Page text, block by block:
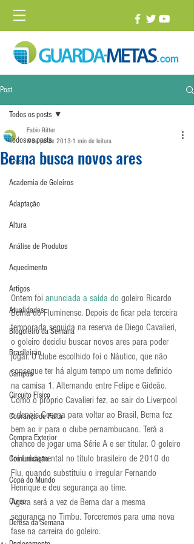
Post
Todos os posts
1 vs. 1
Academia de Goleiros
Adaptação
Altura
Análise de Produtos
Aquecimento
Artigos
Atualidades
Blogoleiro da Semana
Brasileirão
Campus
Circuito Físico
Cobrança de Falta
Compra Exterior
Comunicação
Copa do Mundo
Curso
Defesa da Semana
Todos os posts
Berna busca novos ares
Fabio Ritter
6 de jul. de 2013 1 min de leitura
Ontem foi anunciada a saída do goleiro Ricardo
Berna do Fluminense. Depois de ficar pela terceira
temporada seguida na reserva de Diego Cavalieri,
o goleiro decidiu buscar novos ares para poder
jogar. O clube escolhido foi o Náutico, que não
consegue ter há algum tempo um nome definido
na camisa 1. Alternando entre Felipe e Gideão.
Como o próprio Cavalieri fez, ao sair do Liverpool
e depois Cesena para voltar ao Brasil, Berna fez
bem ao ir para o clube pernambucano. Terá a
chance de jogar uma Série A e ser titular. O goleiro
foi fundamental no título brasileiro de 2010 do
Flu, quando substituiu o irregular Fernando
Henrique e deu segurança ao time.
Agora será a vez de Berna dar a mesma
segurança no Timbu. Torceremos para uma nova
fase na carreira do goleiro.